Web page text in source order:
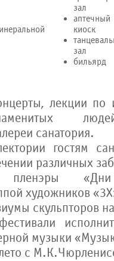
зал
аптечный
киоск
зал
бильярд
лекции по
санатория.
гостям
различных
пленэры
художников
скульпторов
музыки
с